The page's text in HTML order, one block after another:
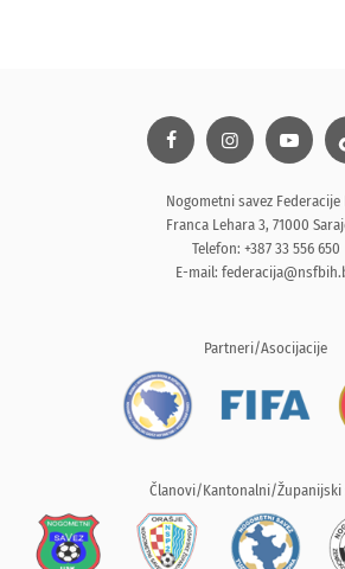
Nogometni savez Federacije
Franca Lehara 3, 71000
Telefon: +387 33 556 650
E-mail:
Partneri/Asocijacije
Članovi/Kantonalni/Županijski